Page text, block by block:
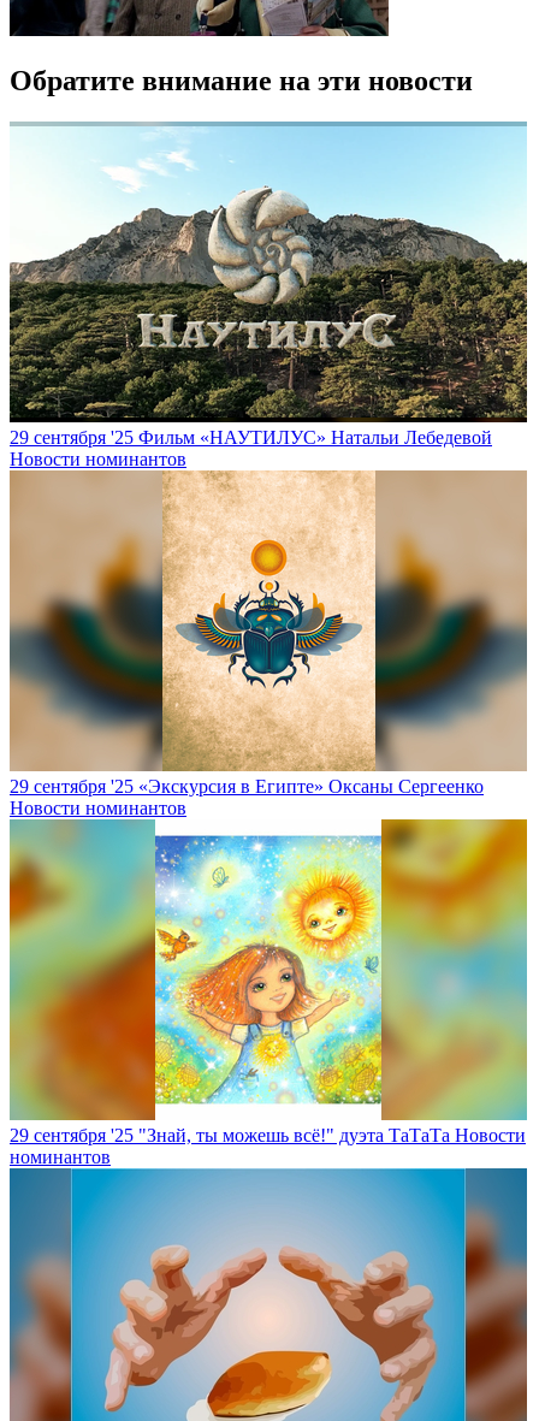
Обратите внимание на эти новости
29 сентября '25 Фильм «НАУТИЛУС» Натальи Лебедевой
Новости номинантов
29 сентября '25 «Экскурсия в Египте» Оксаны Сергеенко
Новости номинантов
29 сентября '25 "Знай, ты можешь всё!" дуэта ТаТаТа Новости
номинантов